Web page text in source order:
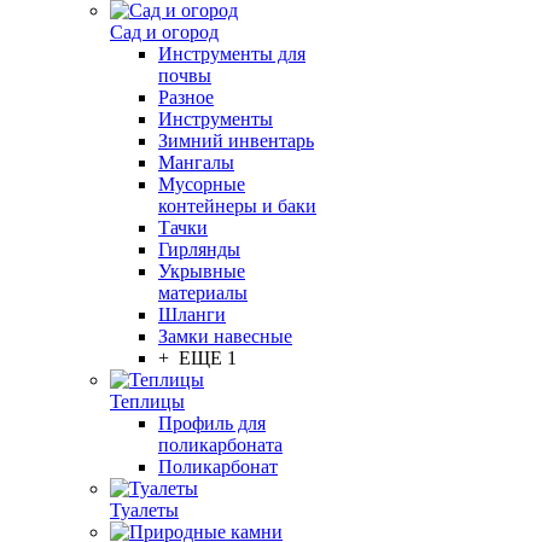
Сад и огород
Инструменты для
почвы
Разное
Инструменты
Зимний инвентарь
Мангалы
Мусорные
контейнеры и баки
Тачки
Гирлянды
Укрывные
материалы
Шланги
Замки навесные
+ ЕЩЕ 1
Теплицы
Профиль для
поликарбоната
Поликарбонат
Туалеты